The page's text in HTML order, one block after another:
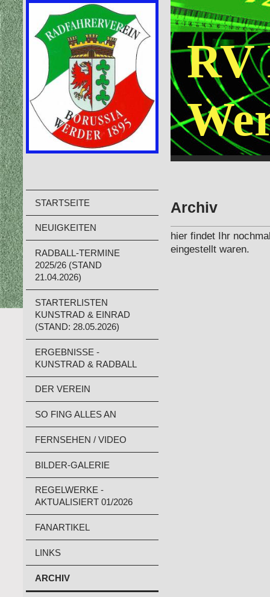
STARTSEITE
NEUIGKEITEN
RADBALL-TERMINE
2025/26 (STAND
21.04.2026)
STARTERLISTEN
KUNSTRAD & EINRAD
(STAND: 28.05.2026)
ERGEBNISSE -
KUNSTRAD & RADBALL
DER VEREIN
SO FING ALLES AN
FERNSEHEN / VIDEO
BILDER-GALERIE
REGELWERKE -
AKTUALISIERT 01/2026
FANARTIKEL
LINKS
ARCHIV
RV
Archiv
hier findet Ihr
eingestellt waren.